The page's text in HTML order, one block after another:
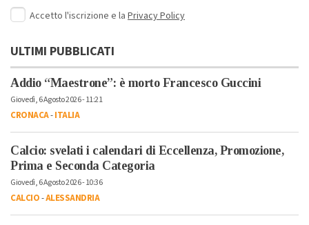
Accetto l'iscrizione e la Privacy Policy
ULTIMI PUBBLICATI
Addio “Maestrone”: è morto Francesco Guccini
Giovedì, 6 Agosto 2026 - 11:21
CRONACA-ITALIA
Calcio: svelati i calendari di Eccellenza, Promozione,
Prima e Seconda Categoria
Giovedì, 6 Agosto 2026 - 10:36
CALCIO-ALESSANDRIA